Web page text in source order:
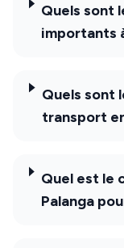
Quels sont
importants
Quels sont
transport
Quel est le
Palanga